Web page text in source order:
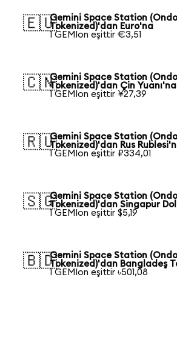
🇪🇺Gemini Space Station
Tokenized)'dan Euro'na
1 GEMIon eşittir €3,51
🇨🇳Gemini Space Station
Tokenized)'dan Çin Yuanı'na
1 GEMIon eşittir ¥27,39
🇷🇺Gemini Space Station
Tokenized)'dan Rus
1 GEMIon eşittir ₽334,01
🇸🇬Gemini Space Station
Tokenized)'dan Singapur
1 GEMIon eşittir $5,19
🇧🇩Gemini Space Station
Tokenized)'dan Bangladeş
1 GEMIon eşittir ৳501,08